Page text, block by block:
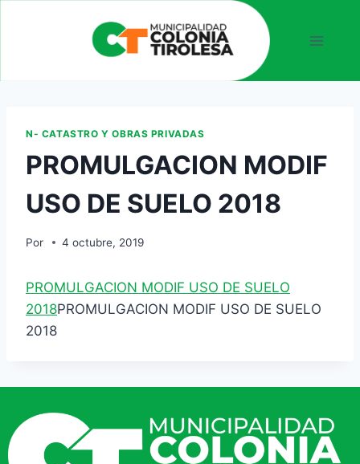
N- CATASTRO Y OBRAS PRIVADAS
PROMULGACION MODIF
USO DE SUELO 2018
Por 4 octubre, 2019
PROMULGACION MODIF USO DE SUELO
2018PROMULGACION MODIF USO DE SUELO
2018